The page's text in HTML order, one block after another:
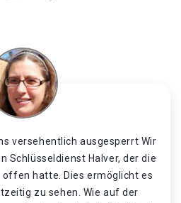
versehentlich ausgesperrt Wir
Schlüsseldienst Halver, der die
offen hatte. Dies ermöglicht es
zu sehen. Wie auf der